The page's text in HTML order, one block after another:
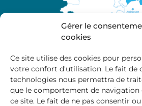
Gérer le
cookies
Ce site utilise des cookies pour
votre confort d'utilisation. Le fait de
technologies nous permettra de
que le comportement de navigation
ce site. Le fait de ne pas consentir
A propos
Site officiel de la Communauté
Marche et Combraille en Aquitaine